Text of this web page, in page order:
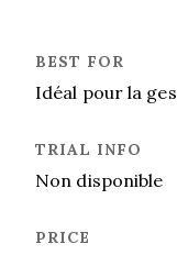
Idéal pour la
Non disponible